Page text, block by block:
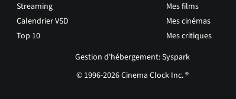
Streaming
Calendrier VSD
Top 10
Mes films
Mes cinémas
Mes critiques
Gestion d'hébergement: Syspark
© 1996-2026 Cinema Clock Inc. ®